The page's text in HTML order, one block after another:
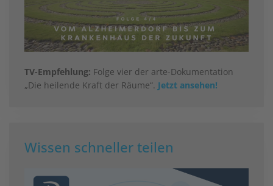
TV-Empfehlung: Folge vier der arte-Dokumentation
„Die heilende Kraft der Räume“. Jetzt ansehen!
Wissen schneller teilen